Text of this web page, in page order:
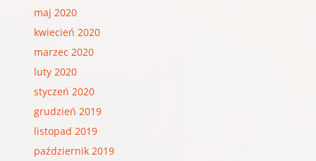
maj 2020
kwiecień 2020
marzec 2020
luty 2020
styczeń 2020
grudzień 2019
listopad 2019
październik 2019